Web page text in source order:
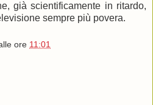
già scientificamente in ritardo,
sempre più povera.
ore 11:01